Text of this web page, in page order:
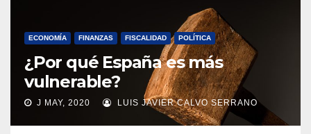
ECONOMÍA FINANZAS FISCALIDAD POLÍTICA
¿Por qué España es más
vulnerable?
J MAY, 2020 LUIS JAVIER CALVO SERRANO